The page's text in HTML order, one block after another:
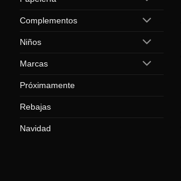
Complementos
Niños
Marcas
Próximamente
Rebajas
Navidad